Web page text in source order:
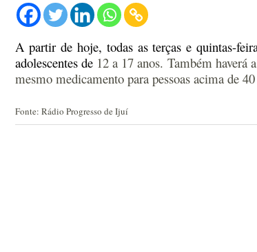
A partir de hoje, todas as terças e quintas-
adolescentes de 12 a 17 anos. Também haverá
mesmo medicamento para pessoas acima de
Fonte: Rádio Progresso de Ijuí